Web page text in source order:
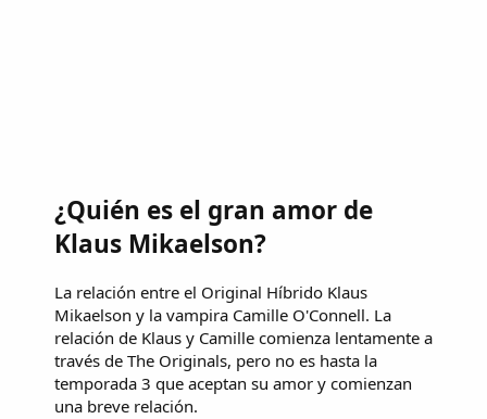
¿Quién es el gran amor de
Klaus Mikaelson?
La relación entre el Original Híbrido Klaus
Mikaelson y la vampira Camille O'Connell. La
relación de Klaus y Camille comienza lentamente a
través de The Originals, pero no es hasta la
temporada 3 que aceptan su amor y comienzan
una breve relación.